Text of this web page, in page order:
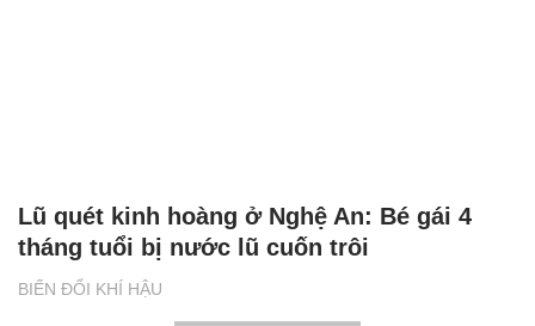
BIẾN ĐỔI KHÍ HẬU
Lũ quét kinh hoàng ở Nghệ An: Bé gái 4
tháng tuổi bị nước lũ cuốn trôi